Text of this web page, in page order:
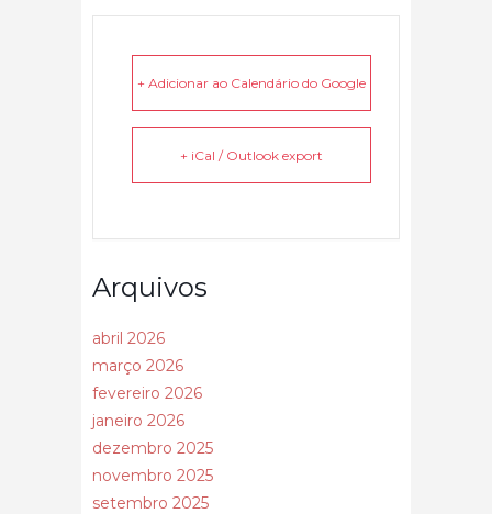
+ Adicionar ao Calendário do Google
+ iCal / Outlook export
Arquivos
abril 2026
março 2026
fevereiro 2026
janeiro 2026
dezembro 2025
novembro 2025
setembro 2025